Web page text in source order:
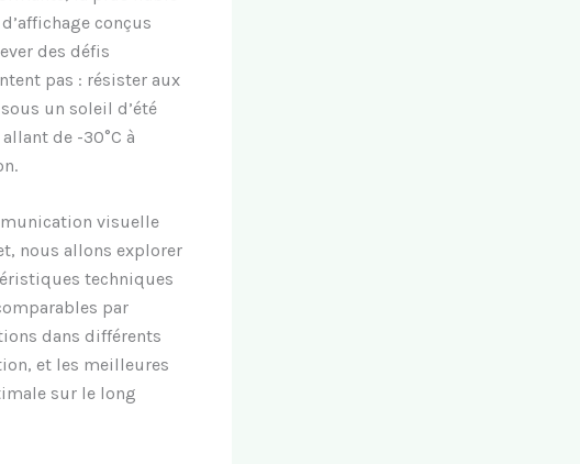
conçus
des défis
pas : résister aux
un soleil d’été
de -30°C à
visuelle
nous allons explorer
techniques
par
dans différents
et les meilleures
sur le long